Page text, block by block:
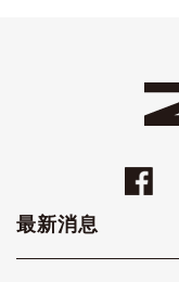
最新消息